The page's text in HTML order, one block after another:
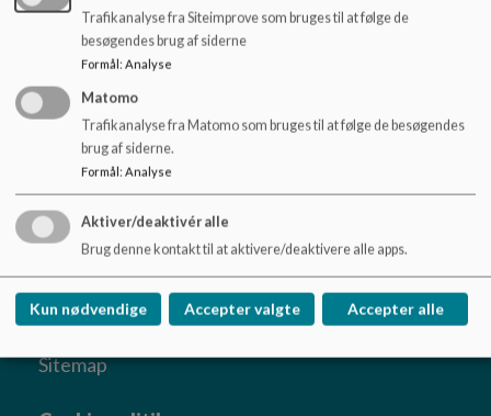
I forhold til det mere organisatoriske og strukturelle, hvor
fælles brug af sportshal mm. aftales, er skolen også en
central aktør.
Byskolevej 1, 4970 Rødby
roedbyskole@lolland.dk
54676363
EAN NR. 5798007121006
Sitemap
Trafikanalyse fra Siteimprove som bruges til at følge de
besøgendes brug af siderne
Formål: Analyse
Matomo
Trafikanalyse fra Matomo som bruges til at følge de besøgendes
brug af siderne.
Formål: Analyse
Aktiver/deaktivér alle
Brug denne kontakt til at aktivere/deaktivere alle apps.
Kun nødvendige Accepter valgte Accepter alle